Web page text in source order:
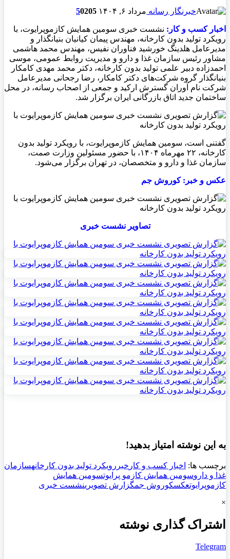
خبرنگار رسانه مرداد ۶, ۱۴۰۴ 50205
اخبار کسب و کار: نشست خبری سومین همايش کازموپرایوت، با
رویکرد تولید بدون کارخانه، مهندس پیمان کیانیان بنیانگذار و
مدیرعامل هلدینگ خورشید فناوران نفیس، مهندس محمد هاشمی
مشاور رئیس سازمان غذا و دارو و مدیریت روابط عمومی، موسی
احمدزاده دبیر علمی تولید بدون کارخانه، دکتر محمد مهدی کامکار
بنیانگذار گروه شرکت‌های دکتر کامکار، رضا رجحانی مدیرعامل
شرکت نام آوران گسترش ارکید و جمعی از اصحاب رسانه، در محل
ساختمان جدید اتاق بازرگانی ایران برگزار شد.
گفتنی است، سومین همايش کازموپرایوت، با رویکرد تولید بدون
کارخانه، ۲۲ مهرماه ۱۴۰۴، با حضور مسئولین وزارت صمت،
سازمان غذا و دارو و متخصصان، در تهران برگزار می‌شود.
عکس و خبر: کوروش جم
تصاویر نشست خبری
به این نوشته امتیاز بدهید!
برچسب ها: اخبار کسب و کار خبر رویکرد تولید بدون کارخانهسازمان
غذا و داروسومین همايش کازمو پرایوتسومین همايش
کازموپرایوتعکسکوروش جمگزارش تصویرینشست خبری
×
اشتراک گذاری نوشته
Telegram